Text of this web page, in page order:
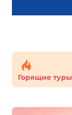
Горящие туры